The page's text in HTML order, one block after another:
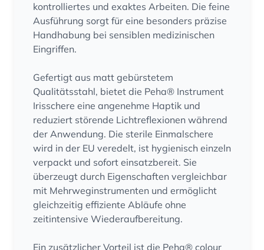
kontrolliertes und exaktes Arbeiten. Die feine
Ausführung sorgt für eine besonders präzise
Handhabung bei sensiblen medizinischen
Eingriffen.
Gefertigt aus matt gebürstetem
Qualitätsstahl, bietet die Peha® Instrument
Irisschere eine angenehme Haptik und
reduziert störende Lichtreflexionen während
der Anwendung. Die sterile Einmalschere
wird in der EU veredelt, ist hygienisch einzeln
verpackt und sofort einsatzbereit. Sie
überzeugt durch Eigenschaften vergleichbar
mit Mehrweginstrumenten und ermöglicht
gleichzeitig effiziente Abläufe ohne
zeitintensive Wiederaufbereitung.
Ein zusätzlicher Vorteil ist die Peha® colour